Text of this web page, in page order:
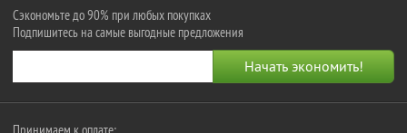
Сэкономьте до 90% при любых покупках
Подпишитесь на самые выгодные предложения